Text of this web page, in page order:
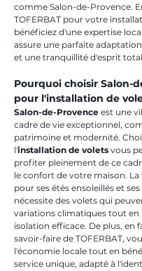
comme Salon-de-Provence.
TOFERBAT pour votre
bénéficiez d'une expertise
assure une parfaite
et une tranquillité d'esprit
Pourquoi choisir Salon-
pour l'installation de
Salon-de-Provence est une
cadre de vie exceptionnel,
patrimoine et modernité.
l'installation de volets vous
profiter pleinement de ce
le confort de votre maison. La
pour ses étés ensoleillés et
nécessite des volets qui
variations climatiques tout en
isolation efficace. De plus, en
savoir-faire de TOFERBAT,
l'économie locale tout en
service unique, adapté à